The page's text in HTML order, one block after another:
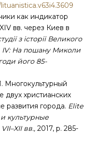
как индикатор
вв. через Киев в
з історії Великого
ІV: На пошану Миколи
його 85-
Многокультурный
двух христианских
развития города. Elite
культурные
вв., 2017, p. 285-